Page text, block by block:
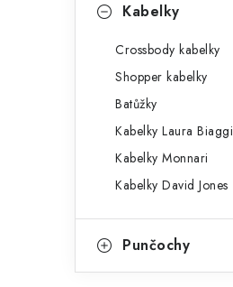
Kabelky
Crossbody kabelky
Shopper kabelky
Batůžky
Kabelky Laura Biaggi
Kabelky Monnari
Kabelky David Jones
Punčochy